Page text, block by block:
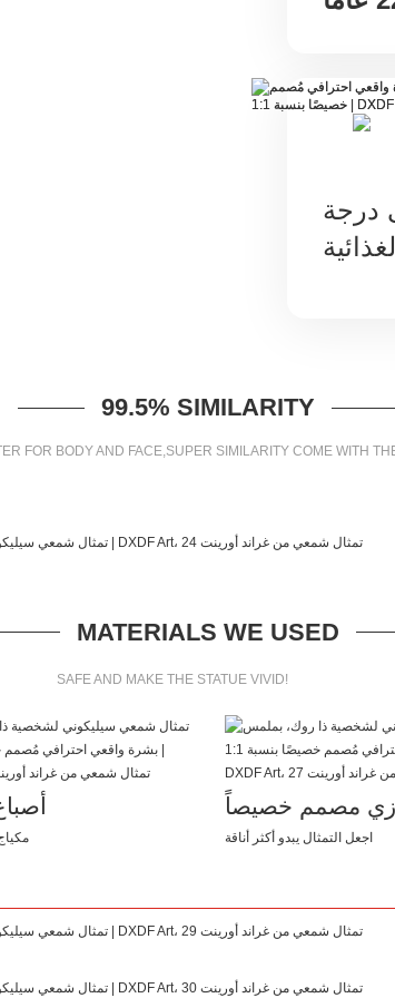
درجة
99.5% SIMILARITY
FOR BODY AND FACE,SUPER SIMILARITY COME WITH
MATERIALS WE USED
SAFE AND MAKE THE STATUE VIVID!
زي مصمم خصيصاً
اجعل التمثال يبدو أكثر أناقة